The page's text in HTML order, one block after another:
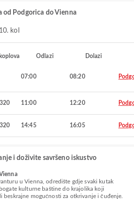
od Podgorica do Vienna
kol
Odlazi Dolazi
07:00 08:20
11:00 12:20
14:45 16:05
i doživite savršeno iskustvo
u Vienna, odredište gdje svaki kutak
kulturne baštine do krajolika koji
beskrajne mogućnosti za otkrivanje i čuđenje.